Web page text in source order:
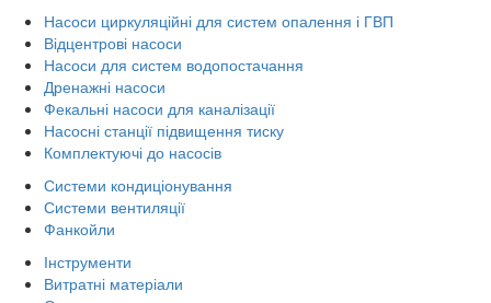
Насоси циркуляційні для систем опалення і ГВП
Відцентрові насоси
Насоси для систем водопостачання
Дренажні насоси
Фекальні насоси для каналізації
Насосні станції підвищення тиску
Комплектуючі до насосів
Системи кондиціонування
Системи вентиляції
Фанкойли
Інструменти
Витратні матеріали